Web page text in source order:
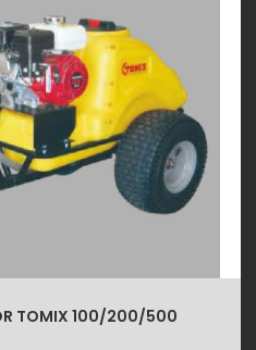
TOMIX 100/200/500